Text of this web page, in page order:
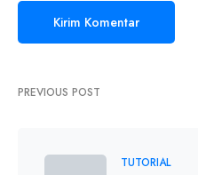
PREVIOUS POST
TUTORIAL